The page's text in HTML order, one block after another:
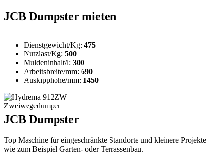
JCB Dumpster mieten
Dienstgewicht/Kg: 475
Nutzlast/Kg: 500
Muldeninhalt/l: 300
Arbeitsbreite/mm: 690
Auskipphöhe/mm: 1450
JCB Dumpster
Top Maschine für eingeschränkte Standorte und kleinere Projekte
wie zum Beispiel Garten- oder Terrassenbau.